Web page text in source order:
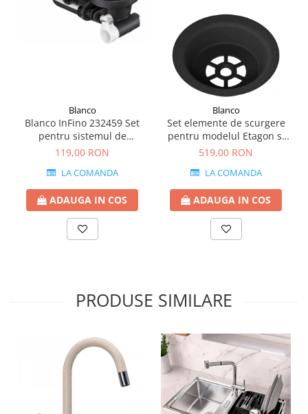
Blanco
Blanco InFino 232459 Set
pentru sistemul de
scurgere in Fino
119,00 RON
LA COMANDA
ADAUGA IN COS
Blanco
Set elemente de scurgere
pentru modelul Etagon si
Subline Black Edition
519,00 RON
LA COMANDA
ADAUGA IN COS
PRODUSE SIMILARE